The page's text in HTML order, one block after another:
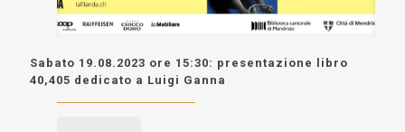
Sabato 19.08.2023 ore 15:30: presentazione libro
40,405 dedicato a Luigi Ganna